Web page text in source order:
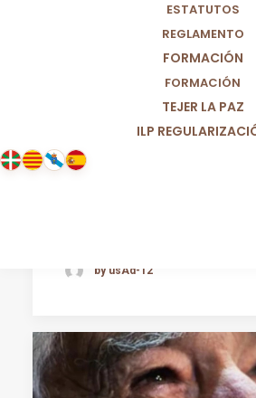
ESTATUTOS
REGLAMENTO
FORMACIÓN
FORMACIÓN
TEJER LA PAZ
ILP
by usAd-12